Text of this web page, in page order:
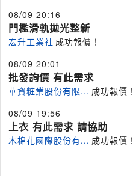
08/09 20:16
門檻滑軌拋光整新
宏升工業社 成功報價！
08/09 20:01
批發詢價 有此需求
華資粧業股份有限... 成功報價！
08/09 19:56
上衣 有此需求 請協助
木棉花國際股份有... 成功報價！